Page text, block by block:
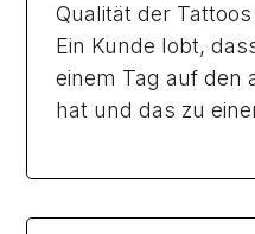
Qualität der
Ein Kunde lobt,
einem Tag auf den
hat und das zu